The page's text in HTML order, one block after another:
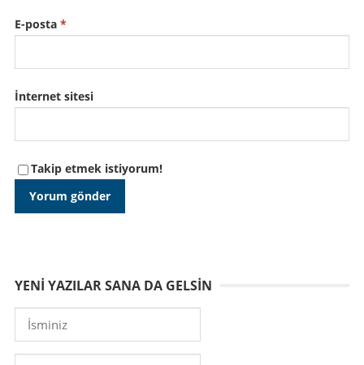
E-posta *
İnternet sitesi
Takip etmek istiyorum!
YENI YAZILAR SANA DA GELSIN